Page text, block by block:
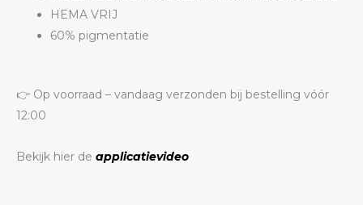
HEMA VRIJ
60% pigmentatie
👉 Op voorraad – vandaag verzonden bij bestelling vóór
12:00
Bekijk hier de applicatievideo